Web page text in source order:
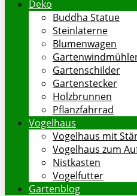
Deko
Buddha Statue
Steinlaterne
Blumenwagen
Gartenschilder
Gartenstecker
Holzbrunnen
Pflanzfahrrad
Vogelhaus
Vogelhaus mit
Vogelhaus zum
Nistkasten
Vogelfutter
Gartenblog